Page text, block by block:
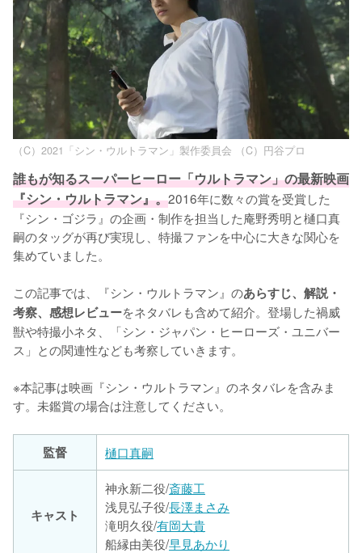
（C）2021「シン・ウルトラマン」製作委員会 （C）円谷プロ
誰もが知るスーパーヒーロー「ウルトラマン」の最新映画
『シン・ウルトラマン』。2016年に数々の賞を受賞した
『シン・ゴジラ』の企画・制作を担当した庵野秀明と樋口真
嗣のタッグが再び実現し、特撮ファンを中心に大きな関心を
集めていました。
この記事では、『シン・ウルトラマン』のあらすじ、解説・
考察、感想レビューをネタバレも含めて紹介。登場した禍威
獣や特撮小ネタ、「シン・ジャパン・ヒーローズ・ユニバー
ス」との関連性なども考察していきます。
※本記事は映画『シン・ウルトラマン』のネタバレを含みま
す。未鑑賞の場合は注意してください。
監督 樋口真嗣
キャスト
神永新二役/斎藤工
浅見弘子役/長澤まさみ
滝明久役/有岡大貴
船縁由美役/早見あかり